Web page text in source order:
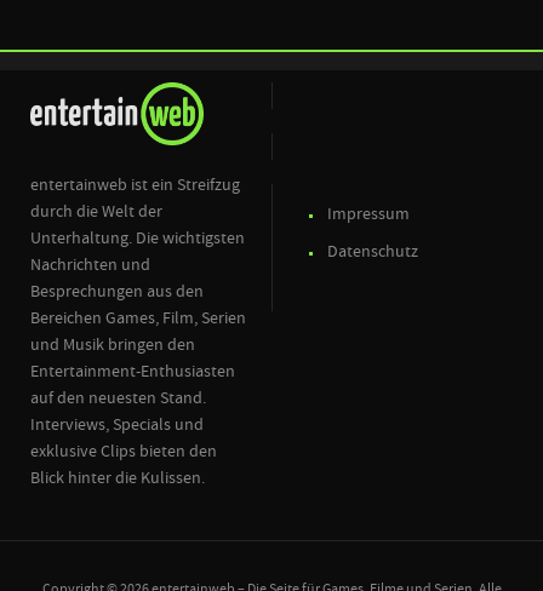
entertainweb ist ein Streifzug
durch die Welt der
Unterhaltung. Die wichtigsten
Nachrichten und
Besprechungen aus den
Bereichen Games, Film, Serien
und Musik bringen den
Entertainment-Enthusiasten
auf den neuesten Stand.
Interviews, Specials und
exklusive Clips bieten den
Blick hinter die Kulissen.
Impressum
Datenschutz